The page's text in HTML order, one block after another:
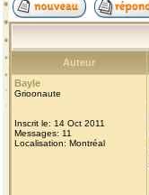
Auteur
Bayle
Grioonaute
Inscrit le: 14 Oct 2011
Messages: 11
Localisation: Montréal